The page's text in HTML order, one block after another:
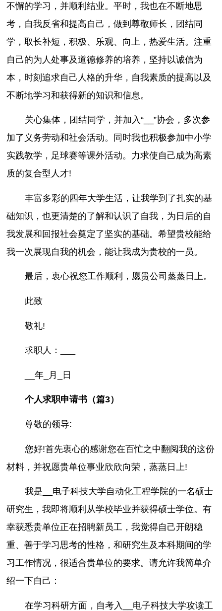
不懈的学习，并顺利结业。平时，我也在不断地思
考，自我反省和提高自己，做到尊敬师长，团结同
学，取长补短，积极、乐观、向上，热爱生活。注重
自己的为人处事及道德修养的培养，坚持以诚信为
本，时刻追求自己人格的升华，自我素质的提高以及
不断地学习和获得新的知识和信息。
关心集体，团结同学，并加入“__”协会，多次参
加了义务劳动和社会活动。同时我也积极参加中小学
实践教学，足球赛等课外活动。力求使自己成为高素
质的复合型人才!
丰富多彩的四年大学生活，让我学到了扎实的基
础知识，也更清楚的了解和认识了自我，为日后的自
我发展和回报社会奠定了坚实的基础。希望贵校能给
我一次展现自我的机会，能让我成为贵校的一员。
最后，衷心祝您工作顺利，愿贵公司蒸蒸日上。
此致
敬礼!
求职人：___
__年_月_日
个人求职申请书（篇3）
尊敬的领导:
您好!首先衷心的感谢您在百忙之中翻阅我的这份
材料，并祝愿贵单位事业欣欣向荣，蒸蒸日上!
我是__电子科技大学自动化工程学院的一名硕士
研究生，我即将顺利从学校毕业并获得硕士学位。有
幸获悉贵单位正在招聘新员工，我觉得自己开朗稳
重、善于学习思考的性格，和研究生及本科期间的学
习工作情况，很适合贵单位的要求。请允许我简单介
绍一下自己：
在学习科研方面，自考入__电子科技大学攻读工